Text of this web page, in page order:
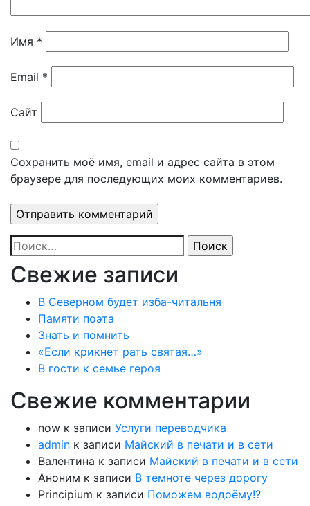
Имя *
Email *
Сайт
Сохранить моё имя, email и адрес сайта в этом
браузере для последующих моих комментариев.
Найти:
Свежие записи
В Северном будет изба-читальня
Памяти поэта
Знать и помнить
«Если крикнет рать святая…»
В гости к семье героя
Свежие комментарии
now к записи Услуги переводчика
admin к записи Майский в печати и в сети
Валентина к записи Майский в печати и в сети
Аноним к записи В темноте через дорогу
Principium к записи Поможем водоёму!?